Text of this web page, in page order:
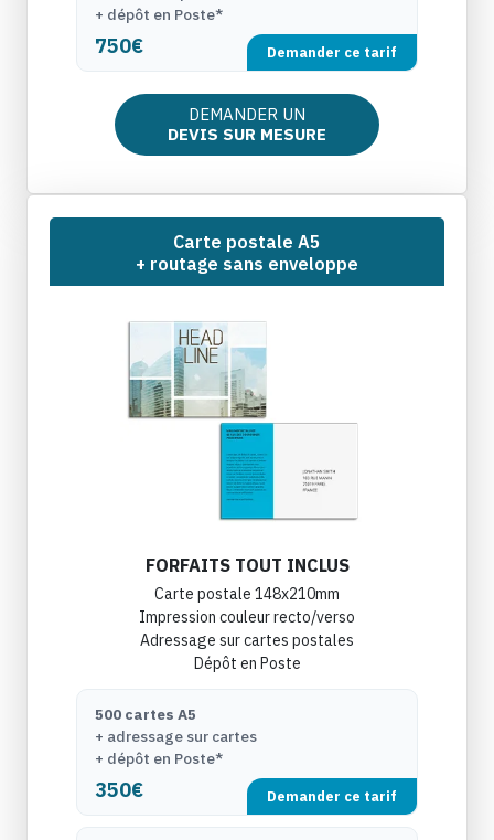
750€
+ dépôt en Poste*
Demander ce tarif
DEMANDER UN
DEVIS SUR MESURE
Carte postale A5
+ routage sans enveloppe
FORFAITS TOUT INCLUS
Carte postale 148x210mm
Impression couleur recto/verso
Adressage sur cartes postales
Dépôt en Poste
350€
500 cartes A5
+ adressage sur cartes
+ dépôt en Poste*
Demander ce tarif